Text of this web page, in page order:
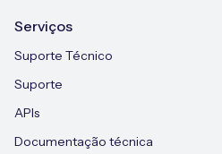
Serviços
Suporte Técnico
Suporte
APIs
Documentação técnica